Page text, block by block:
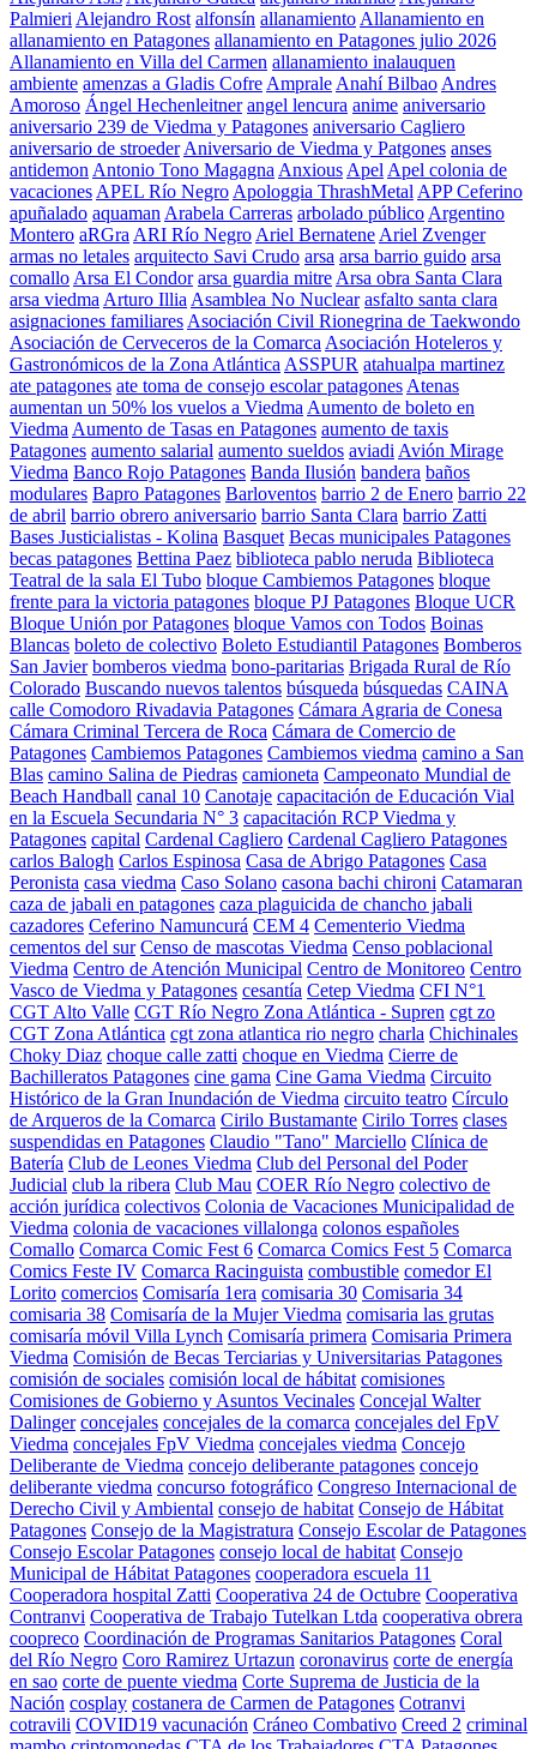
Palmieri Alejandro Rost alfonsín allanamiento Allanamiento en
allanamiento en Patagones allanamiento en Patagones julio 2026
Allanamiento en Villa del Carmen allanamiento inalauquen
ambiente amenzas a Gladis Cofre Amprale Anahí Bilbao Andres
Amoroso Ángel Hechenleitner angel lencura anime aniversario
aniversario 239 de Viedma y Patagones aniversario Cagliero
aniversario de stroeder Aniversario de Viedma y Patgones anses
antidemon Antonio Tono Magagna Anxious Apel Apel colonia de
vacaciones APEL Río Negro Apologgia ThrashMetal APP Ceferino
apuñalado aquaman Arabela Carreras arbolado público Argentino
Montero aRGra ARI Río Negro Ariel Bernatene Ariel Zvenger
armas no letales arquitecto Savi Crudo arsa arsa barrio guido arsa
comallo Arsa El Condor arsa guardia mitre Arsa obra Santa Clara
arsa viedma Arturo Illia Asamblea No Nuclear asfalto santa clara
asignaciones familiares Asociación Civil Rionegrina de Taekwondo
Asociación de Cerveceros de la Comarca Asociación Hoteleros y
Gastronómicos de la Zona Atlántica ASSPUR atahualpa martinez
ate patagones ate toma de consejo escolar patagones Atenas
aumentan un 50% los vuelos a Viedma Aumento de boleto en
Viedma Aumento de Tasas en Patagones aumento de taxis
Patagones aumento salarial aumento sueldos aviadi Avión Mirage
Viedma Banco Rojo Patagones Banda Ilusión bandera baños
modulares Bapro Patagones Barloventos barrio 2 de Enero barrio 22
de abril barrio obrero aniversario barrio Santa Clara barrio Zatti
Bases Justicialistas - Kolina Basquet Becas municipales Patagones
becas patagones Bettina Paez biblioteca pablo neruda Biblioteca
Teatral de la sala El Tubo bloque Cambiemos Patagones bloque
frente para la victoria patagones bloque PJ Patagones Bloque UCR
Bloque Unión por Patagones bloque Vamos con Todos Boinas
Blancas boleto de colectivo Boleto Estudiantil Patagones Bomberos
San Javier bomberos viedma bono-paritarias Brigada Rural de Río
Colorado Buscando nuevos talentos búsqueda búsquedas CAINA
calle Comodoro Rivadavia Patagones Cámara Agraria de Conesa
Cámara Criminal Tercera de Roca Cámara de Comercio de
Patagones Cambiemos Patagones Cambiemos viedma camino a San
Blas camino Salina de Piedras camioneta Campeonato Mundial de
Beach Handball canal 10 Canotaje capacitación de Educación Vial
en la Escuela Secundaria N° 3 capacitación RCP Viedma y
Patagones capital Cardenal Cagliero Cardenal Cagliero Patagones
carlos Balogh Carlos Espinosa Casa de Abrigo Patagones Casa
Peronista casa viedma Caso Solano casona bachi chironi Catamaran
caza de jabali en patagones caza plaguicida de chancho jabali
cazadores Ceferino Namuncurá CEM 4 Cementerio Viedma
cementos del sur Censo de mascotas Viedma Censo poblacional
Viedma Centro de Atención Municipal Centro de Monitoreo Centro
Vasco de Viedma y Patagones cesantía Cetep Viedma CFI N°1
CGT Alto Valle CGT Río Negro Zona Atlántica - Supren cgt zo
CGT Zona Atlántica cgt zona atlantica rio negro charla Chichinales
Choky Diaz choque calle zatti choque en Viedma Cierre de
Bachilleratos Patagones cine gama Cine Gama Viedma Circuito
Histórico de la Gran Inundación de Viedma circuito teatro Círculo
de Arqueros de la Comarca Cirilo Bustamante Cirilo Torres clases
suspendidas en Patagones Claudio "Tano" Marciello Clínica de
Batería Club de Leones Viedma Club del Personal del Poder
Judicial club la ribera Club Mau COER Río Negro colectivo de
acción jurídica colectivos Colonia de Vacaciones Municipalidad de
Viedma colonia de vacaciones villalonga colonos españoles
Comallo Comarca Comic Fest 6 Comarca Comics Fest 5 Comarca
Comics Feste IV Comarca Racinguista combustible comedor El
Lorito comercios Comisaría 1era comisaria 30 Comisaria 34
comisaria 38 Comisaría de la Mujer Viedma comisaria las grutas
comisaría móvil Villa Lynch Comisaría primera Comisaria Primera
Viedma Comisión de Becas Terciarias y Universitarias Patagones
comisión de sociales comisión local de hábitat comisiones
Comisiones de Gobierno y Asuntos Vecinales Concejal Walter
Dalinger concejales concejales de la comarca concejales del FpV
Viedma concejales FpV Viedma concejales viedma Concejo
Deliberante de Viedma concejo deliberante patagones concejo
deliberante viedma concurso fotográfico Congreso Internacional de
Derecho Civil y Ambiental consejo de habitat Consejo de Hábitat
Patagones Consejo de la Magistratura Consejo Escolar de Patagones
Consejo Escolar Patagones consejo local de habitat Consejo
Municipal de Hábitat Patagones cooperadora escuela 11
Cooperadora hospital Zatti Cooperativa 24 de Octubre Cooperativa
Contranvi Cooperativa de Trabajo Tutelkan Ltda cooperativa obrera
coopreco Coordinación de Programas Sanitarios Patagones Coral
del Río Negro Coro Ramirez Urtazun coronavirus corte de energía
en sao corte de puente viedma Corte Suprema de Justicia de la
Nación cosplay costanera de Carmen de Patagones Cotranvi
cotravili COVID19 vacunación Cráneo Combativo Creed 2 criminal